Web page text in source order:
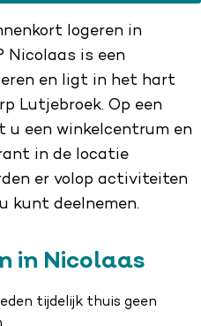
logeren in
Nicolaas is een
en ligt in het hart
Lutjebroek. Op een
een winkelcentrum en
in de locatie
er volop activiteiten
kunt deelnemen.
in Nicolaas
tijdelijk thuis geen